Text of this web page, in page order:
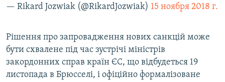
— Rikard Jozwiak (@RikardJozwiak) 15 ноября 2018 г.
Рішення про запровадження нових санкцій може
бути схвалене під час зустрічі міністрів
закордонних справ країн ЄС, що відбудеться 19
листопада в Брюсселі, і офіційно формалізоване